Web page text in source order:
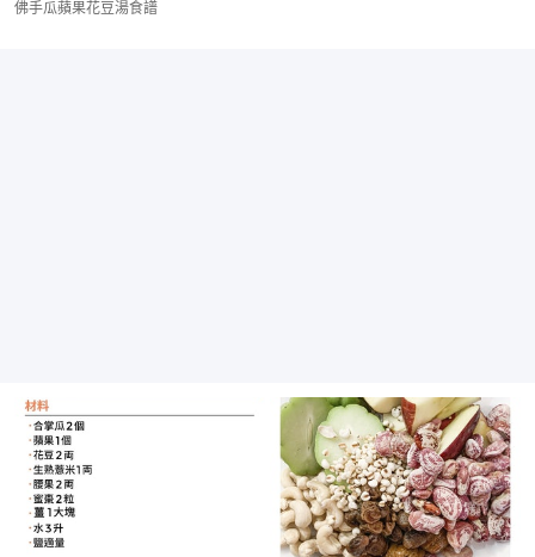
佛手瓜蘋果花豆湯食譜